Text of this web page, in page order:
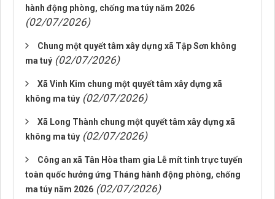
hành động phòng, chống ma túy năm 2026
(02/07/2026)
Chung một quyết tâm xây dựng xã Tập Sơn không
ma tuý (02/07/2026)
Xã Vinh Kim chung một quyết tâm xây dựng xã
không ma túy (02/07/2026)
Xã Long Thành chung một quyết tâm xây dựng xã
không ma túy (02/07/2026)
Công an xã Tân Hòa tham gia Lễ mít tinh trực tuyến
toàn quốc hưởng ứng Tháng hành động phòng, chống
ma túy năm 2026 (02/07/2026)